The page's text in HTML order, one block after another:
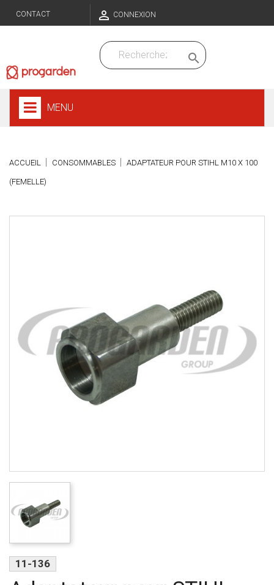
CONTACT  CONNEXION

MENU
ACCUEIL CONSOMMABLES ADAPTATEUR POUR STIHL M10 X 100
(FEMELLE)
11-136